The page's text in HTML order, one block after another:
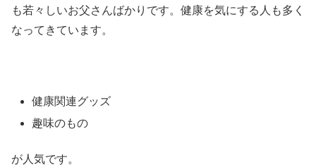
も若々しいお父さんばかりです。健康を気にする人も多く
なってきています。
健康関連グッズ
趣味のもの
が人気です。